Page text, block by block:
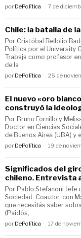
por DePolítica 7 de
Chile: la batalla de
Por Cristóbal Bellolio
Política por el University
Trabaja como profesor
de la
por DePolítica 25 de
El nuevo «oro
construyó la
Por Bruno Fornillo y
Doctor en Ciencias
de Buenos Aires (UBA) y
por DePolítica 19 de
Significados del
chileno. Entrevista
Por Pablo Stefanoni Jefe
Sociedad. Coautor, con
que necesitás saber
(Paidós,
por DePolítica 17 de